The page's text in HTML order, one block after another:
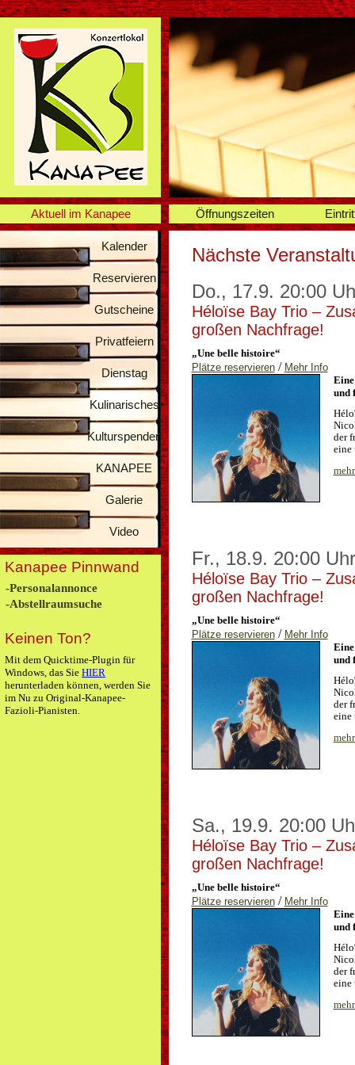
Aktuell im Kanapee Öffnungszeiten
Kalender
Reservieren
Gutscheine
Privatfeiern
Dienstag
Kulinarisches
Kulturspenden
KANAPEE
Galerie
Video
Kanapee Pinnwand
-Personalannonce
-Abstellraumsuche
Keinen Ton?
Mit dem Quicktime-Plugin für
Windows, das Sie HIER
herunterladen können, werden Sie
im Nu zu Original-Kanapee-
Fazioli-Pianisten.
Nächste
Do., 17.9. 20:00
Héloïse Bay Trio –
großen Nachfrage!
„Une belle histoire“
Plätze reservieren/ Mehr Info
und
der
Fr., 18.9. 20:00 Uhr
Héloïse Bay Trio –
großen Nachfrage!
„Une belle histoire“
Plätze reservieren/ Mehr Info
und
der
Sa., 19.9. 20:00
Héloïse Bay Trio –
großen Nachfrage!
„Une belle histoire“
Plätze reservieren/ Mehr Info
und
der